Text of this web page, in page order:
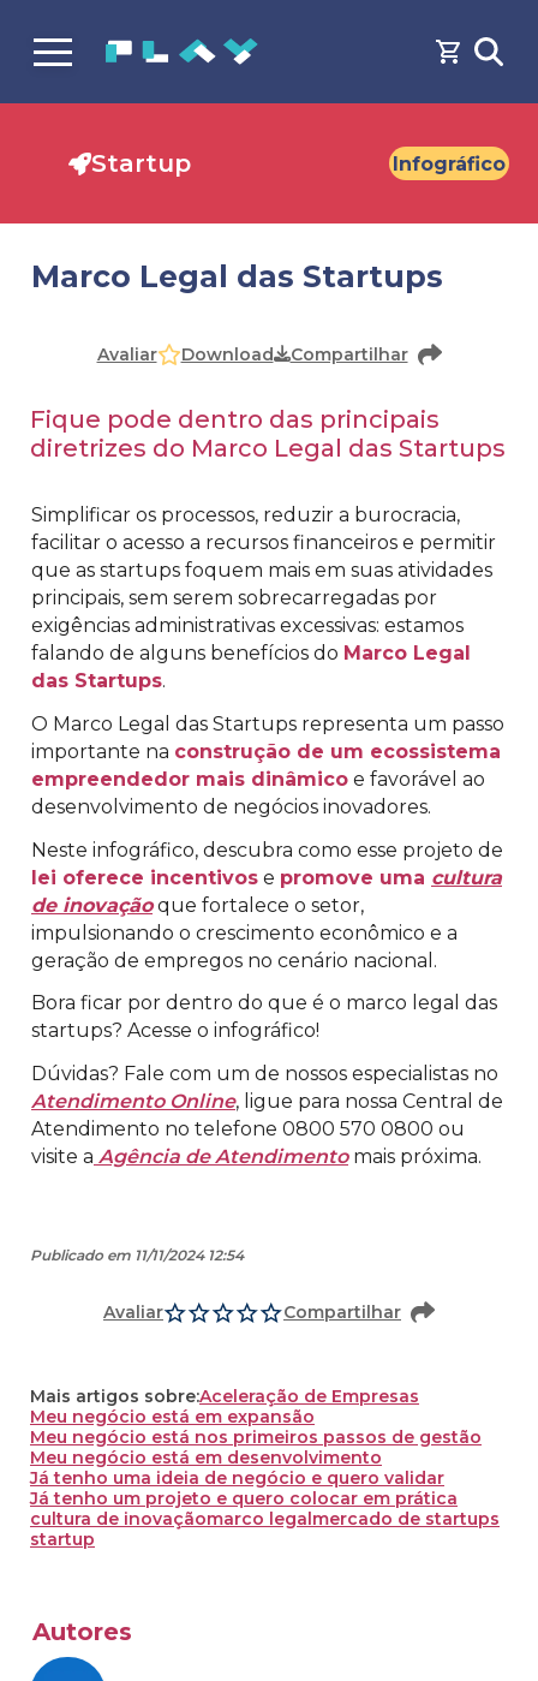
Startup Infográfico
Marco Legal das Startups
cadastro para acessar o conteúdo
Avaliar Download Compartilhar
Fique pode dentro das principais
diretrizes do Marco Legal das Startups
Simplificar os processos, reduzir a burocracia,
facilitar o acesso a recursos financeiros e permitir
que as startups foquem mais em suas atividades
principais, sem serem sobrecarregadas por
exigências administrativas excessivas: estamos
falando de alguns benefícios do Marco Legal
das Startups.
O Marco Legal das Startups representa um passo
importante na construção de um ecossistema
empreendedor mais dinâmico e favorável ao
desenvolvimento de negócios inovadores.
Neste infográfico, descubra como esse projeto de
lei oferece incentivos e promove uma cultura
de inovaçãoque fortalece o setor,
impulsionando o crescimento econômico e a
geração de empregos no cenário nacional.
Bora ficar por dentro do que é o marco legal das
startups? Acesse o infográfico!
Dúvidas? Fale com um de nossos especialistas no
Atendimento Online, ligue para nossa Central de
Atendimento no telefone 0800 570 0800 ou
visite a Agência de Atendimentomais próxima.
Publicado em 11/11/2024 12:54
Avaliar Compartilhar
Mais artigos sobre:Aceleração de Empresas
Meu negócio está em expansão
Meu negócio está nos primeiros passos de gestão
Meu negócio está em desenvolvimento
Já tenho uma ideia de negócio e quero validar
Já tenho um projeto e quero colocar em prática
cultura de inovaçãomarco legalmercado de startups
startup
Autores